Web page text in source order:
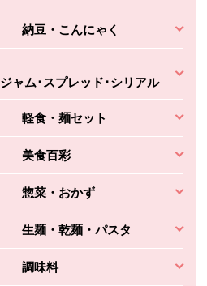
納豆・こんにゃく
ジャム･スプレッド･シリアル
軽食・麺セット
美食百彩
惣菜・おかず
生麺・乾麺・パスタ
調味料